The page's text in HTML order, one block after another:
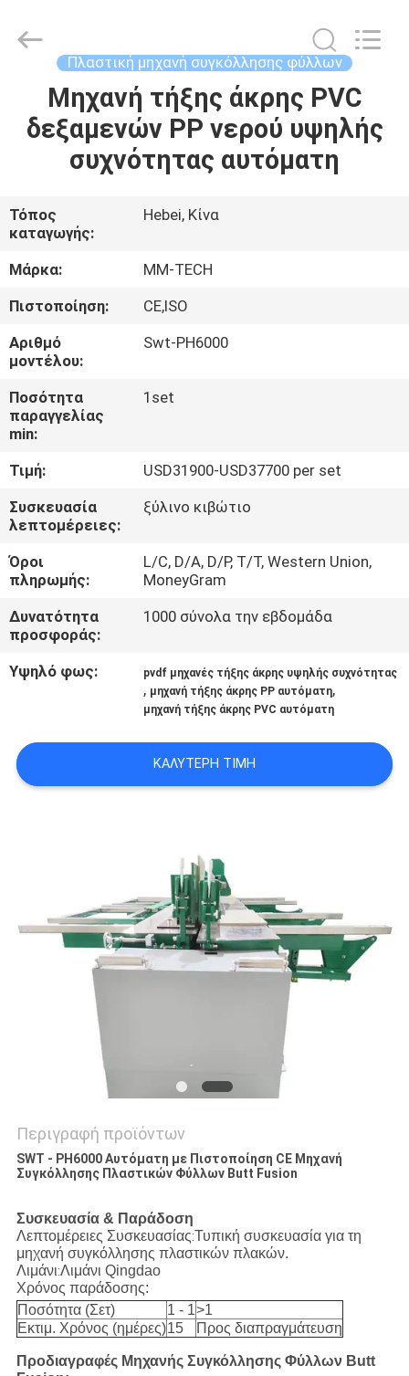
ΣΠΊΤΙ
ΠΡΟΪΌΝΤΑ
ΣΧΕΤΙΚΆ
ΜΕ
ΕΜΆΣ
ΕΠΙΣΚΈΨΕΙΣ
ΣΤΟ
ΕΡΓΟΣΤΆΣΙΟ
ΈΛΕΓΧΟΣ
ΠΟΙΌΤΗΤΑΣ
ΕΠΙΚΟΙΝΩΝΉΣΤΕ
ΜΑΖΊ
ΜΑΣ
ΜΠΛΟΓΚ
ΠΡΟΣΦΟΡΆ
Mingmai
Technology
Πλαστική μηχανή συγκόλλησης φύλλων
Μηχανή τήξης άκρης PVC
δεξαμενών PP νερού υψηλής
συχνότητας αυτόματη
Τόπος
καταγωγής:
Hebei, Κίνα
Μάρκα:
MM-TECH
Πιστοποίηση:
CE,ISO
Αριθμό
μοντέλου:
Swt-PH6000
Ποσότητα
παραγγελίας
min:
1set
Τιμή:
USD31900-USD37700 per set
Συσκευασία
λεπτομέρειες:
ξύλινο κιβώτιο
Όροι
πληρωμής:
L/C, D/A, D/P, T/T, Western Union,
MoneyGram
Δυνατότητα
προσφοράς:
1000 σύνολα την εβδομάδα
Υψηλό φως: pvdf μηχανές τήξης άκρης υψηλής συχνότητας
, μηχανή τήξης άκρης PP αυτόματη,
μηχανή τήξης άκρης PVC αυτόματη
ΚΑΛΎΤΕΡΗ ΤΙΜΉ
Περιγραφή προϊόντων
SWT - PH6000 Αυτόματη με Πιστοποίηση CE Μηχανή
Συγκόλλησης Πλαστικών Φύλλων Butt Fusion
Συσκευασία & Παράδοση
Λεπτομέρειες Συσκευασίας:Τυπική συσκευασία για τη
μηχανή συγκόλλησης πλαστικών πλακών.
Λιμάνι:Λιμάνι Qingdao
Χρόνος παράδοσης:
Ποσότητα (Σετ)
1 - 1>1
Εκτιμ. Χρόνος (ημέρες)15 Προς διαπραγμάτευση
Προδιαγραφές Μηχανής Συγκόλλησης Φύλλων Butt